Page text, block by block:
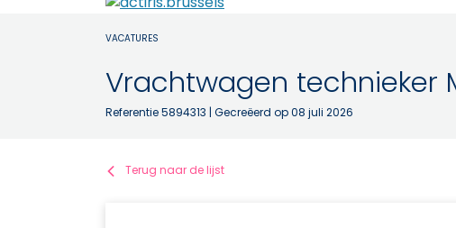
VACATURES
Vrachtwagen technieker
Referentie 5894313 | Gecreëerd op 08 juli 2026
Terug naar de lijst